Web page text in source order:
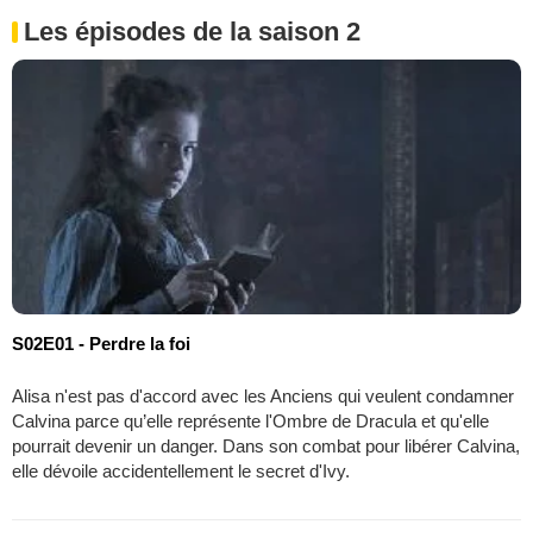
Les épisodes de la saison 2
S02E01 - Perdre la foi
Alisa n'est pas d'accord avec les Anciens qui veulent condamner
Calvina parce qu’elle représente l'Ombre de Dracula et qu'elle
pourrait devenir un danger. Dans son combat pour libérer Calvina,
elle dévoile accidentellement le secret d'Ivy.